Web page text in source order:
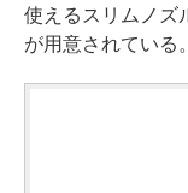
使えるスリムノズ
が用意されている。